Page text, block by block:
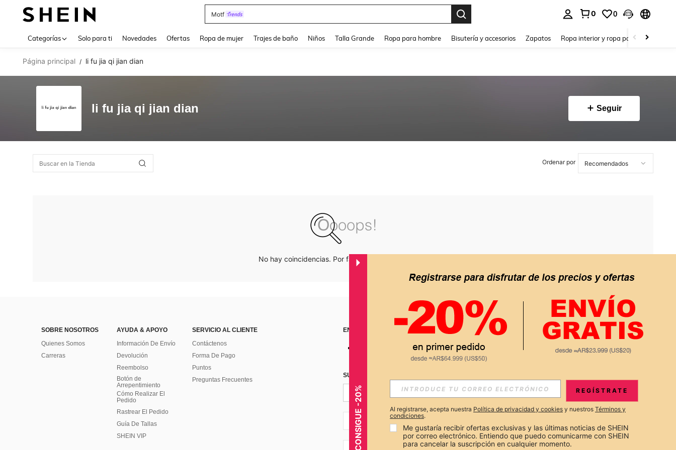
Motf
0 0
Categorías Solo para ti Novedades Ofertas Ropa de mujer Trajes de baño Niños Talla Grande Ropa para hombre Bisutería y accesorios Zapatos Ropa interior y ropa para dormir
Página principal / li fu jia qi jian dian
li fu jia qi jian dian Seguir
Ordenar por
No hay coincidencias. Por favor inténtalo de nuevo.
SOBRE NOSOTROS
Quienes Somos
Carreras
AYUDA & APOYO
Información De Envío
Devolución
Reembolso
Botón de
Arrepentimiento
Cómo Realizar El
Pedido
Rastrear El Pedido
Guía De Tallas
SHEIN VIP
SERVICIO AL CLIENTE
Contáctenos
Forma De Pago
Puntos
Preguntas Frecuentes
ENCUÉNTRANOS EN APP
SUSCRÍBETE PARA RECIBIR OFERTAS EXCLUSIVAS, PROMOCIONES Y NOTICIAS DE SHEIN
Suscribir
AR + 54
CONSIGUE -20% REGÍSTRATE
Al registrarse, acepta nuestra Política de privacidad y cookies y nuestros Términos y
condiciones.
Me gustaría recibir ofertas exclusivas y las últimas noticias de SHEIN
por correo electrónico. Entiendo que puedo comunicarme con SHEIN
para cancelar la suscripción en cualquier momento.